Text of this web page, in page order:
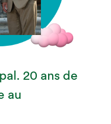
20 ans de
au